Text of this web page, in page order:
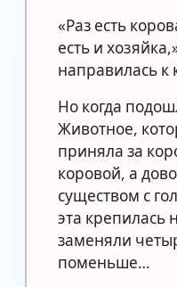
«Раз есть
есть и
направилась к
Но когда
Животное,
приняла за
коровой, а
существом с
эта крепилась
заменяли
поменьше…